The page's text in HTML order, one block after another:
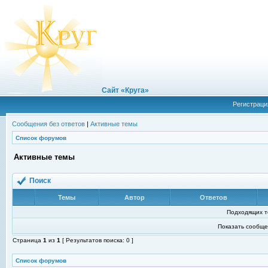
Сайт «Круга»
Сообщения без ответов | Активные темы
Список форумов
Активные темы
Поиск
Темы Автор Ответов
Подходящих
Показать
Страница 1 из 1 [ Результатов поиска: 0 ]
Список форумов